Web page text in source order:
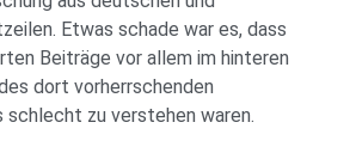
Etwas schade war es, dass
Beiträge vor allem im hinteren
dort vorherrschenden
schlecht zu verstehen waren.